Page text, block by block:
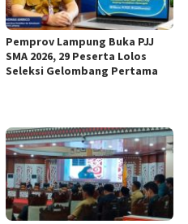
Pemprov Lampung Buka PJJ
SMA 2026, 29 Peserta Lolos
Seleksi Gelombang Pertama